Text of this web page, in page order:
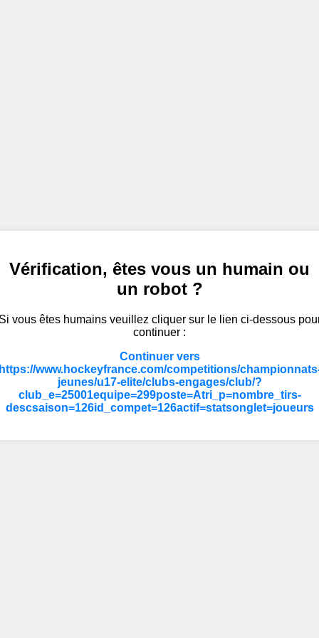
Vérification, êtes vous un humain ou
un robot ?
vous êtes humains veuillez cliquer sur le lien ci-dessous
continuer :
Continuer vers
www.hockeyfrance.com/competitions/
jeunes/u17-elite/clubs-engages/club/?
club_e=25001equipe=299poste=Atri_p=nombre_tirs-
descsaison=126id_compet=126actif=statsonglet=joueurs